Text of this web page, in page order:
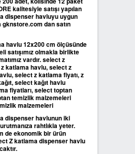
kalitesiyle satışı yapılan
dispenser havluyu uygun
gknstore.com dan satın
havlu 12x200 cm ölçüsünde
satışımız olmakla birlikte
vardır. select z
katlama havlu, select z
select z katlama fiyatı, z
select kağıt havlu
fiyatları, select toptan
temizlik malzemeleri
malzemeleri
dispenser havlunun iki
rahtlıkla yeter.
de ekonomik bir ürün
Z katlama dispenser havlu